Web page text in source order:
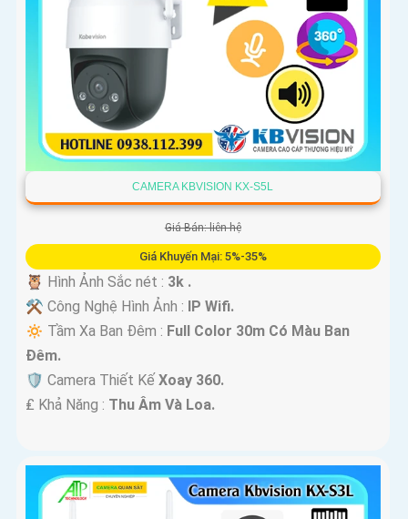
CAMERA KBVISION KX-S5L
Giá Bán: liên hệ
Giá Khuyến Mại: 5%-35%
🦉 Hình Ảnh Sắc nét : 3k .
⚒ Công Nghệ Hình Ảnh : IP Wifi.
🔅 Tầm Xa Ban Đêm : Full Color 30m Có Màu Ban
Ðêm.
🛡 Camera Thiết Kế Xoay 360.
️₤ Khả Năng : Thu Âm Và Loa.